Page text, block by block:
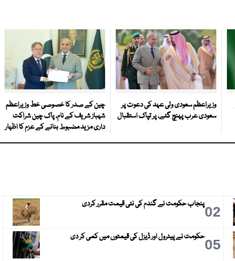
وزیراعظم سعودی ولی عہد کی دعوت پر
سعودی عرب پہنچ گئے، پر تپاک استقبال
چین کے صدر کا خصوصی خط وزیراعظم
شہباز شریف کے نام، پاک چین شراکت
داری مزید مضبوط بنانے کے عزم کا اظہار
02پنجاب حکومت نے گندم کی نئی قیمت مقرر کردی
05حکومت نے پیٹرول اور ڈیزل کی قیمتوں میں کمی کر دی